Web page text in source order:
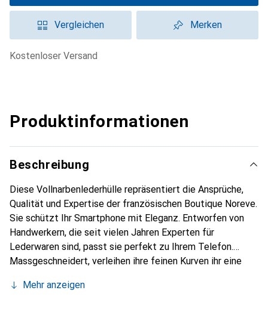
Vergleichen Merken
kostenloser Versand
Produktinformationen
Beschreibung
Diese Vollnarbenlederhülle repräsentiert die Ansprüche,
Qualität und Expertise der französischen Boutique Noreve.
Sie schützt Ihr Smartphone mit Eleganz. Entworfen von
Handwerkern, die seit vielen Jahren Experten für
Lederwaren sind, passt sie perfekt zu Ihrem Telefon.
Massgeschneidert, verleihen ihre feinen Kurven ihr eine
unverzichtbaren Accessoire für Ihr Smartphone.
Mehr anzeigen